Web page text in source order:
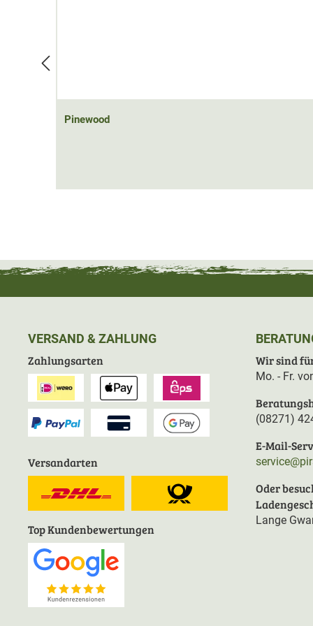
Pinewood
VERSAND & ZAHLUNG
Zahlungsarten
Versandarten
Top Kundenbewertungen
Wir sind
Mo. - Fr.
(08271)
E-Mail-
Oder
Lange